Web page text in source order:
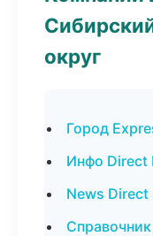
округ
Город
Инфо Direct
News